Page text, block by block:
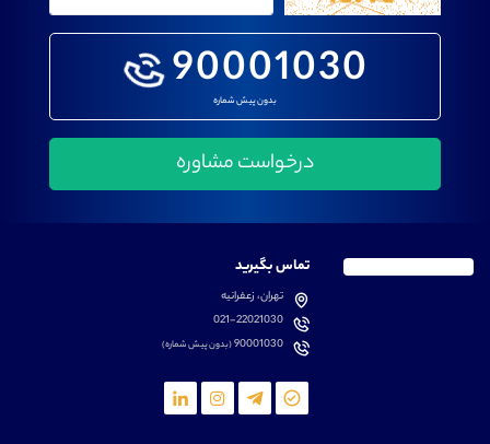
90001030
بدون پیش شماره
تماس بگیرید
تهران، زعفرانیه
021-22021030
90001030(بدون پیش شماره)